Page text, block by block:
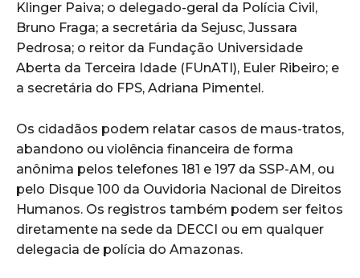
Klinger Paiva; o delegado-geral da Polícia Civil,
Bruno Fraga; a secretária da Sejusc, Jussara
Pedrosa; o reitor da Fundação Universidade
Aberta da Terceira Idade (FUnATI), Euler Ribeiro; e
a secretária do FPS, Adriana Pimentel.
Os cidadãos podem relatar casos de maus-tratos,
abandono ou violência financeira de forma
anônima pelos telefones 181 e 197 da SSP-AM, ou
pelo Disque 100 da Ouvidoria Nacional de Direitos
Humanos. Os registros também podem ser feitos
diretamente na sede da DECCI ou em qualquer
delegacia de polícia do Amazonas.